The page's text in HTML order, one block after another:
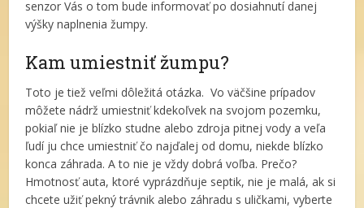
senzor Vás o tom bude informovať po dosiahnutí danej
výšky naplnenia žumpy.
Kam umiestniť žumpu?
Toto je tiež veľmi dôležitá otázka. Vo väčšine prípadov
môžete nádrž umiestniť kdekoľvek na svojom pozemku,
pokiaľ nie je blízko studne alebo zdroja pitnej vody a veľa
ľudí ju chce umiestniť čo najďalej od domu, niekde blízko
konca záhrada. A to nie je vždy dobrá voľba. Prečo?
Hmotnosť auta, ktoré vyprázdňuje septik, nie je malá, ak si
chcete užiť pekný trávnik alebo záhradu s uličkami, vyberte